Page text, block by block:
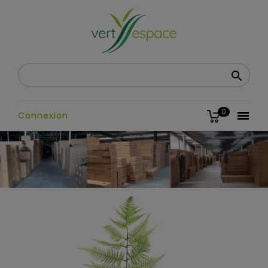


0
Connexion